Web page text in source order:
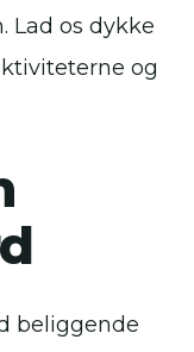
Lad os dykke
og
beliggende